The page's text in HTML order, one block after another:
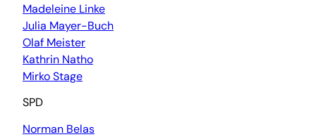
Madeleine Linke
Julia Mayer-Buch
Olaf Meister
Kathrin Natho
Mirko Stage
SPD
Norman Belas